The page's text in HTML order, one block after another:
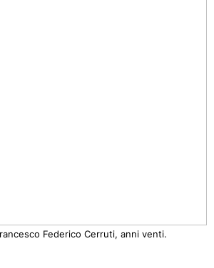
Federico Cerruti, anni venti.